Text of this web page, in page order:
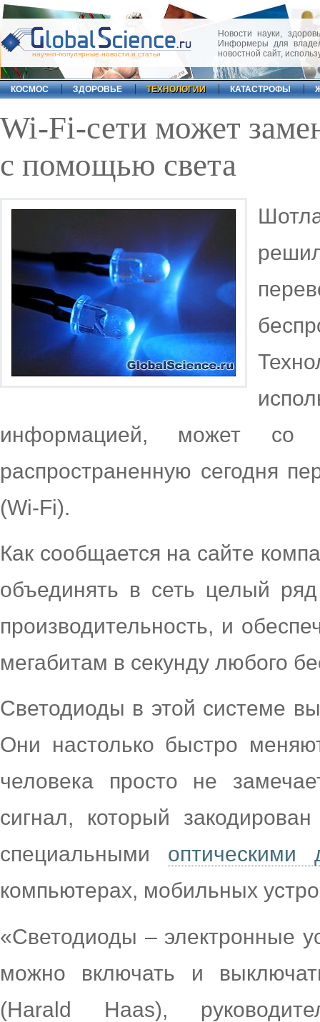
научно-популярные новости и статьи
Новости науки,
Информеры для
новостной сайт,
КОСМОС ЗДОРОВЬЕ ТЕХНОЛОГИИ КАТАСТРОФЫ
Wi-Fi-сети может
с помощью света
информацией, может со
распространенную сегодня
(Wi-Fi).
Как сообщается на сайте
объединять в сеть целый
производительность, и
мегабитам в секунду любого
Светодиоды в этой системе
Они настолько быстро
человека просто не
сигнал, который
специальными оптическими
компьютерах, мобильных
«Светодиоды – электронные
можно включать и
(Harald Haas),